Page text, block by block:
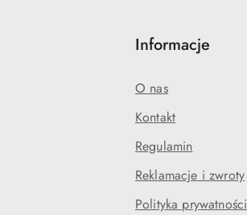
Informacje
O nas
Kontakt
Regulamin
Reklamacje i zwroty
Polityka prywatności